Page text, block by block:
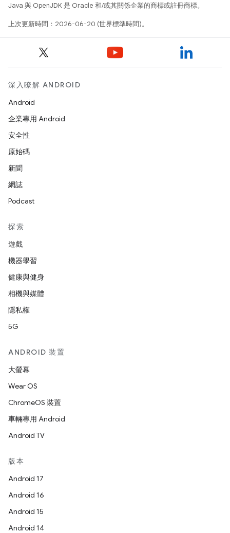
Java 與 OpenJDK 是 Oracle 和/或其關係企業的商標或註冊商標。
上次更新時間：2026-06-20 (世界標準時間)。
深入瞭解 ANDROID
Android
企業專用 Android
安全性
原始碼
新聞
網誌
Podcast
探索
遊戲
機器學習
健康與健身
相機與媒體
隱私權
5G
ANDROID 裝置
大螢幕
Wear OS
ChromeOS 裝置
車輛專用 Android
Android TV
版本
Android 17
Android 16
Android 15
Android 14